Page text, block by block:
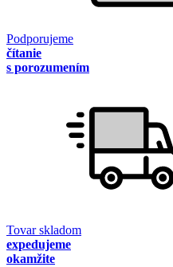
Podporujeme
čítanie
s porozumením
Tovar skladom
expedujeme
okamžite